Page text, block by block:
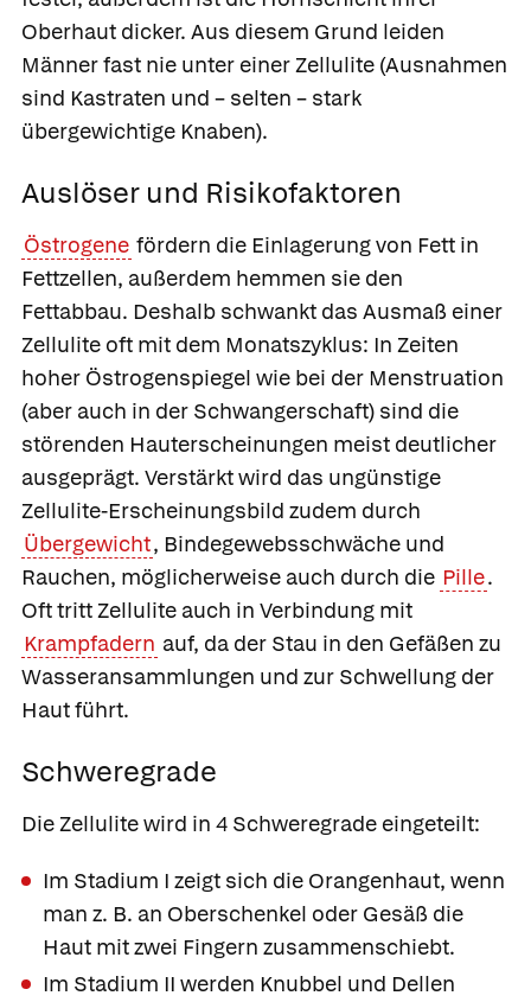
Oberhaut dicker. Aus diesem Grund leiden
Männer fast nie unter einer Zellulite (Ausnahmen
sind Kastraten und – selten – stark
übergewichtige Knaben).
Auslöser und Risikofaktoren
Östrogene fördern die Einlagerung von Fett in
Fettzellen, außerdem hemmen sie den
Fettabbau. Deshalb schwankt das Ausmaß einer
Zellulite oft mit dem Monatszyklus: In Zeiten
hoher Östrogenspiegel wie bei der Menstruation
(aber auch in der Schwangerschaft) sind die
störenden Hauterscheinungen meist deutlicher
ausgeprägt. Verstärkt wird das ungünstige
Zellulite-Erscheinungsbild zudem durch
Übergewicht, Bindegewebsschwäche und
Rauchen, möglicherweise auch durch die Pille.
Oft tritt Zellulite auch in Verbindung mit
Krampfadern auf, da der Stau in den Gefäßen zu
Wasseransammlungen und zur Schwellung der
Haut führt.
Schweregrade
Die Zellulite wird in 4 Schweregrade eingeteilt:
Im Stadium I zeigt sich die Orangenhaut, wenn
man z. B. an Oberschenkel oder Gesäß die
Haut mit zwei Fingern zusammenschiebt.
Im Stadium II werden Knubbel und Dellen